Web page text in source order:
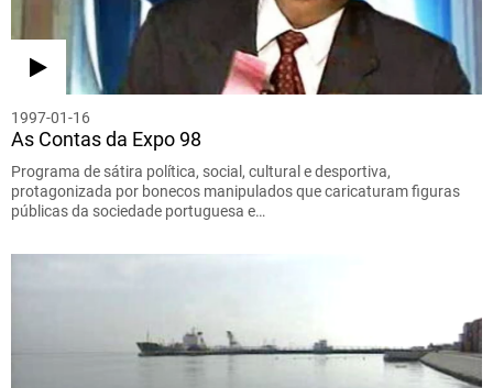
1997-01-16
As Contas da Expo 98
Programa de sátira política, social, cultural e desportiva,
protagonizada por bonecos manipulados que caricaturam figuras
públicas da sociedade portuguesa e…